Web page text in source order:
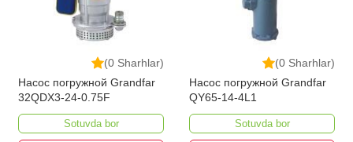
(0 Sharhlar)
Насос погружной Grandfar
32QDX3-24-0.75F
Sotuvda bor
(0 Sharhlar)
Насос погружной Grandfar
QY65-14-4L1
Sotuvda bor